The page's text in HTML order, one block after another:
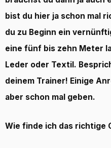
bist du hier ja schon mal
du zu Beginn ein
eine fünf bis zehn Meter
Leder oder Textil.
deinem Trainer! Einige
aber schon mal geben.
Wie finde ich das richtige